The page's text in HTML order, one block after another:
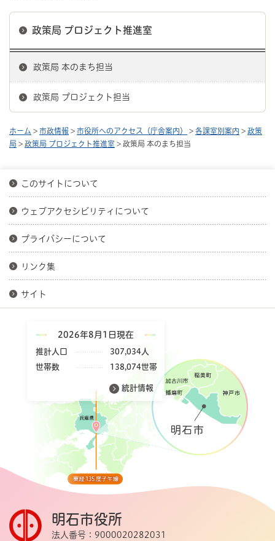
政策局 プロジェクト推進室
政策局 本のまち担当
政策局 プロジェクト担当
ホーム > 市政情報 > 市役所へのアクセス（庁舎案内） > 各課室別案内 > 政策
局 > 政策局 プロジェクト推進室 > 政策局 本のまち担当
このサイトについて
ウェブアクセシビリティについて
プライバシーについて
リンク集
サイト
2026年8月1日現在
推計人口
307,034人
世帯数
138,074世帯
統計情報
明石市役所
法人番号：9000020282031